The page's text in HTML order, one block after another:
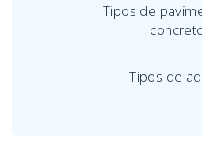
Tipos de
Tipos de